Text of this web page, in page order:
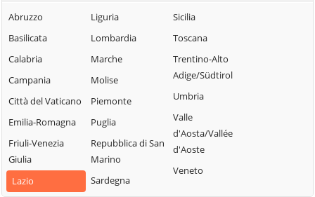
Farfa
Cittaducale
Cittareale
Collalto Sabino
Colle di Tora
Collegiove
Collevecchio
Colli sul Velino
Sabino
Montopoli di
Sabina
Morro Reatino
Nespolo
Stimigliano
Tarano
Toffia
Torri in Sabina
Torricella in
Sabina
Turania
Vacone
Varco Sabino
Abruzzo
Basilicata
Calabria
Campania
Città del Vaticano
Emilia-Romagna
Friuli-Venezia
Giulia
Lazio
Liguria
Lombardia
Marche
Molise
Piemonte
Puglia
Repubblica di San
Marino
Sardegna
Sicilia
Toscana
Trentino-Alto
Adige/Südtirol
Umbria
Valle
d'Aosta/Vallée
d'Aoste
Veneto